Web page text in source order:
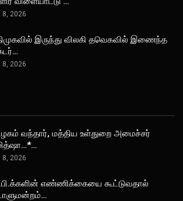
8, 2026
இருந்து விலகி தவெகவில் இணைந்த
8, 2026
வந்தார், மத்திய உள்துறை அமைச்சர்
8, 2026
எண்ணிக்கையை கூட்டுவதால்